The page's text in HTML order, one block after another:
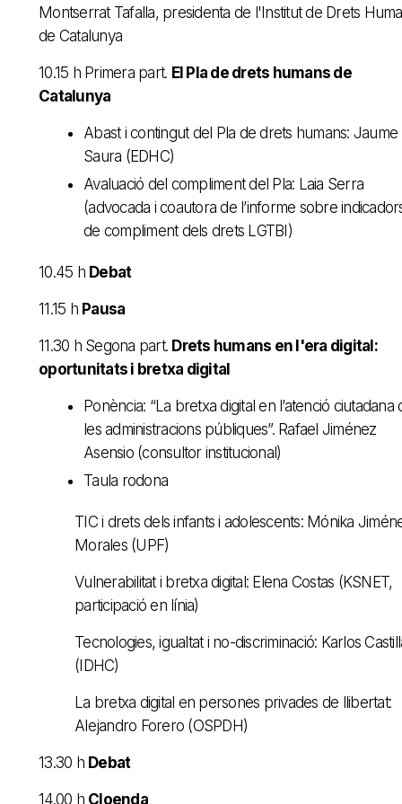
Montserrat Tafalla, presidenta de l'Institut de Drets
de Catalunya
10.15 h Primera part. El Pla de drets humans de
Catalunya
Abast i contingut del Pla de drets humans: Jaume
Saura (EDHC)
Avaluació del compliment del Pla: Laia Serra
(advocada i coautora de l’informe sobre
de compliment dels drets LGTBI)
10.45 h Debat
11.15 h Pausa
11.30 h Segona part. Drets humans en l'era digital:
oportunitats i bretxa digital
Ponència: “La bretxa digital en l’atenció ciutadana
les administracions públiques”. Rafael Jiménez
Asensio (consultor institucional)
Taula rodona
TIC i drets dels infants i adolescents: Mónika
Morales (UPF)
Vulnerabilitat i bretxa digital: Elena Costas (KSNET,
participació en línia)
Tecnologies, igualtat i no-discriminació: Karlos
(IDHC)
La bretxa digital en persones privades de llibertat:
Alejandro Forero (OSPDH)
13.30 h Debat
14.00 h Cloenda